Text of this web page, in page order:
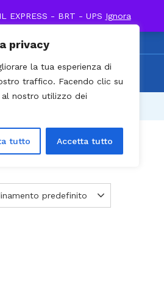
privacy
la tua esperienza di
traffico. Facendo clic su
nostro utilizzo dei
tutto Accetta tutto
EXPRESS - BRT - UPS Ignora
0
Recenti
predefinito